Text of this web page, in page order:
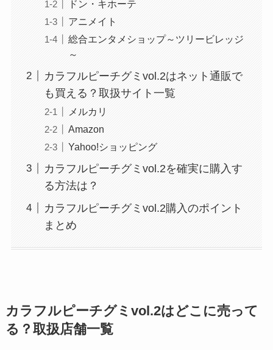
ドン・キホーテ
アニメイト
総合エンタメショップ～ツリービレッジ
～
カラフルピーチグミvol.2はネット通販で
も買える？取扱サイト一覧
メルカリ
Amazon
Yahoo!ショッピング
カラフルピーチグミvol.2を確実に購入す
る方法は？
カラフルピーチグミvol.2購入のポイント
まとめ
カラフルピーチグミvol.2はどこに売って
る？取扱店舗一覧